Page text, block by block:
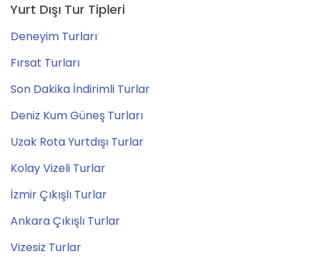
Yurt Dışı Tur Tipleri
Deneyim Turları
Fırsat Turları
Son Dakika İndirimli Turlar
Deniz Kum Güneş Turları
Uzak Rota Yurtdışı Turlar
Kolay Vizeli Turlar
İzmir Çıkışlı Turlar
Ankara Çıkışlı Turlar
Vizesiz Turlar